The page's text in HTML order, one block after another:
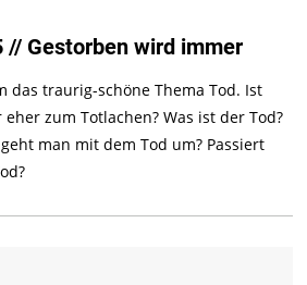
// Gestorben wird immer
das traurig-schöne Thema Tod. Ist
zum Totlachen? Was ist der Tod?
man mit dem Tod um? Passiert